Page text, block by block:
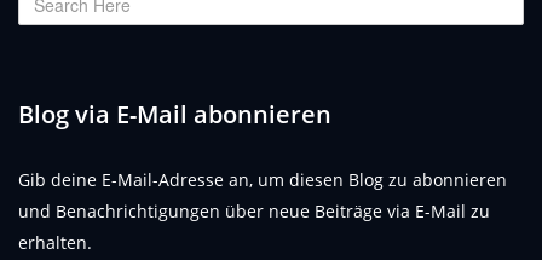
Blog via E-Mail abonnieren
Gib deine E-Mail-Adresse an, um diesen Blog zu abonnieren
und Benachrichtigungen über neue Beiträge via E-Mail zu
erhalten.